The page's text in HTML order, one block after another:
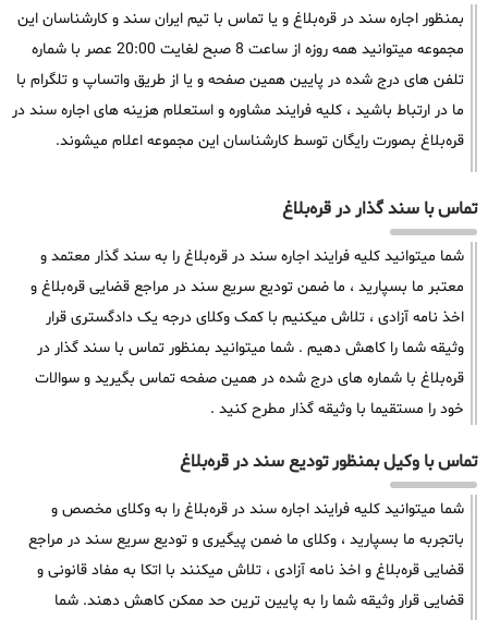
بمنظور اجاره سند در قره‌بلاغ و یا تماس با تیم ایران سند و کارشناسان این
مجموعه میتوانید همه روزه از ساعت 8 صبح لغایت 20:00 عصر با شماره
تلفن های درج شده در پایین همین صفحه و یا از طریق واتساپ و تلگرام با
ما در ارتباط باشید ، کلیه فرایند مشاوره و استعلام هزینه های اجاره سند در
قره‌بلاغ بصورت رایگان توسط کارشناسان این مجموعه اعلام میشوند.
تماس با سند گذار در قره‌بلاغ
شما میتوانید کلیه فرایند اجاره سند در قره‌بلاغ را به سند گذار معتمد و
معتبر ما بسپارید ، ما ضمن تودیع سریع سند در مراجع قضایی قره‌بلاغ و
اخذ نامه آزادی ، تلاش میکنیم با کمک وکلای درجه یک دادگستری قرار
وثیقه شما را کاهش دهیم . شما میتوانید بمنظور تماس با سند گذار در
قره‌بلاغ با شماره های درج شده در همین صفحه تماس بگیرید و سوالات
خود را مستقیما با وثیقه گذار مطرح کنید .
تماس با وکیل بمنظور تودیع سند در قره‌بلاغ
شما میتوانید کلیه فرایند اجاره سند در قره‌بلاغ را به وکلای مخصص و
باتجربه ما بسپارید ، وکلای ما ضمن پیگیری و تودیع سریع سند در مراجع
قضایی قره‌بلاغ و اخذ نامه آزادی ، تلاش میکنند با اتکا به مفاد قانونی و
قضایی قرار وثیقه شما را به پایین ترین حد ممکن کاهش دهند. شما